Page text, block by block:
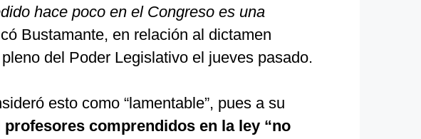
hace poco en el Congreso es una
Bustamante, en relación al dictamen
del Poder Legislativo el jueves pasado.
esto como “lamentable”, pues a su
profesores comprendidos en la ley “no